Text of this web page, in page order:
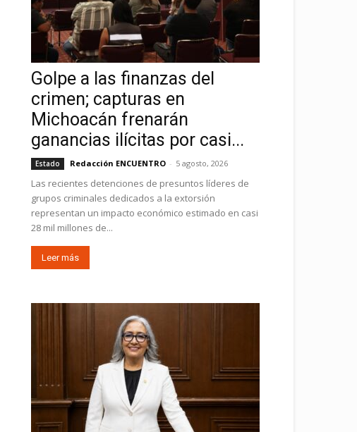
Golpe a las finanzas del
crimen; capturas en
Michoacán frenarán
ganancias ilícitas por casi...
Estado Redacción ENCUENTRO - 5 agosto, 2026
Las recientes detenciones de presuntos líderes de
grupos criminales dedicados a la extorsión
representan un impacto económico estimado en casi
28 mil millones de...
Leer más